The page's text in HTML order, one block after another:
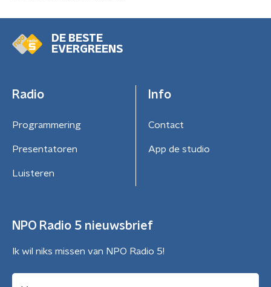
DE BESTE
EVERGREENS
Radio
Programmering
Presentatoren
Luisteren
Info
Contact
App de studio
NPO Radio 5 nieuwsbrief
Ik wil niks missen van NPO Radio 5!